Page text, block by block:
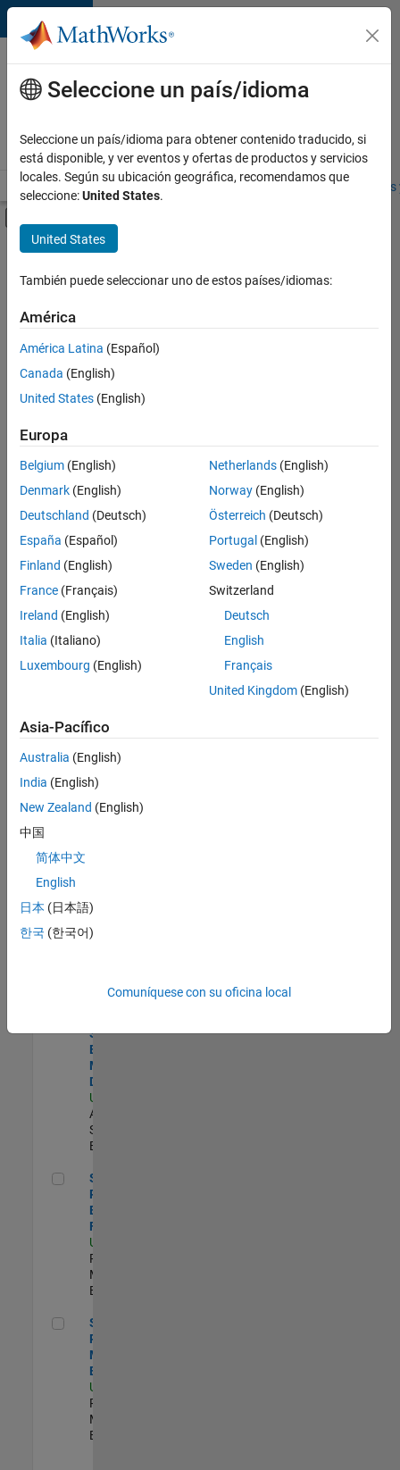
Saltar al contenido
Ofertas
de
empleo
MathWorks
Visión general Búsqueda de empleo Oficinas locales
Contenido principal
FILTRADO POR
User Experience
Product Marketing
Ordenar por
Guardar
empleos
seleccionados
No se
han
traducido
todos
los
empleos.
Busque
por
ubicación
todos
empleos
en su
zona.
Product Strategy Lead - Cloud & Ecosystem for Simulink
Ecosystem for
US-MA-Natick
Experimentado
Solutions
Engineer -
Model Based
Design
US-MA-Natick
Advanced
Support |
Experimentado
Senior Product Engineer - FPGA / ASIC
Senior
Product
Engineer -
FPGA / ASIC
US-MA-Natick
Product
Marketing |
Experimentado
Senior Product Marketing Engineer
Senior
Product
Marketing
Engineer
US-MA-Natick
Product
Marketing |
Experimentado
Seleccione un país/idioma
Seleccione un país/idioma para obtener contenido traducido, si
está disponible, y ver eventos y ofertas de productos y servicios
locales. Según su ubicación geográfica, recomendamos que
seleccione:United States.
United States
También puede seleccionar uno de estos países/idiomas:
América
América Latina (Español)
Canada (English)
United States (English)
Europa
Belgium (English)
Denmark (English)
Deutschland (Deutsch)
España (Español)
Finland (English)
France (Français)
Ireland (English)
Italia (Italiano)
Luxembourg (English)
Netherlands(English)
Norway(English)
Österreich (Deutsch)
Portugal (English)
Sweden (English)
Switzerland
Deutsch
English
Français
United Kingdom(English)
Asia-Pacífico
Australia (English)
India (English)
New Zealand (English)
中国
简体中文
English
日本 (日本語)
한국 (한국어)
Comuníquese con su oficina local